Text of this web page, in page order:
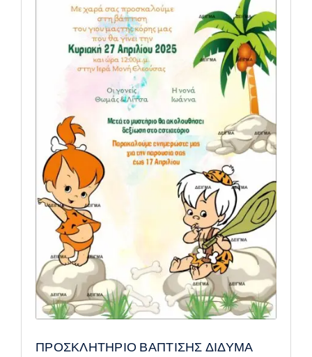
ΠΡΟΣΚΛΗΤΗΡΙΟ ΒΑΠΤΙΣΗΣ ΔΙΔΥΜΑ